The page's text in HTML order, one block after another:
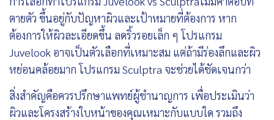
ตายตัว ขึ้นอยู่กับปัญหาผิวและเป้าหมายที่ต้องการ หาก
ต้องการให้ผิวละเอียดขึ้น ลดริ้วรอยเล็ก ๆ โปรแกรม
Juvelook อาจเป็นตัวเลือกที่เหมาะสม แต่ถ้ามีร่องลึกและผิว
หย่อนคล้อยมาก โปรแกรม Sculptra จะช่วยได้ชัดเจนกว่า
สิ่งสำคัญคือควรปรึกษาแพทย์ผู้ชำนาญการ เพื่อประเมินว่า
ผิวและโครงสร้างใบหน้าของคุณเหมาะกับแบบใด รวมถึง